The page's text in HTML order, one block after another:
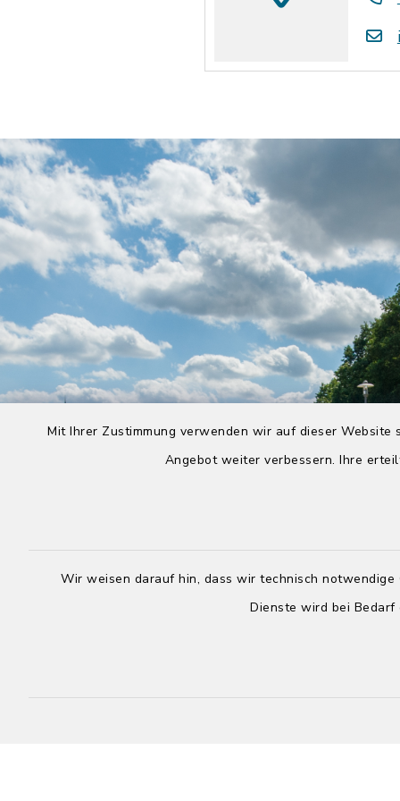
Mit Ihrer Zustimmung verwenden wir auf dieser
Angebot weiter verbessern. Ihre
Wir weisen darauf hin, dass wir technisch
Dienste wird bei